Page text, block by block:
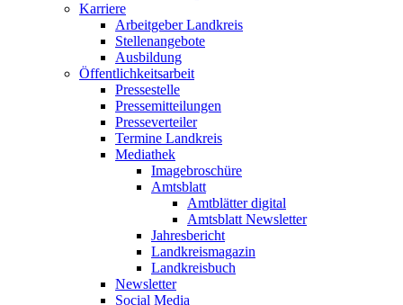
Karriere
Arbeitgeber Landkreis
Stellenangebote
Ausbildung
Öffentlichkeitsarbeit
Pressestelle
Pressemitteilungen
Presseverteiler
Termine Landkreis
Mediathek
Imagebroschüre
Amtsblatt
Amtblätter digital
Amtsblatt Newsletter
Jahresbericht
Landkreismagazin
Landkreisbuch
Newsletter
Social Media